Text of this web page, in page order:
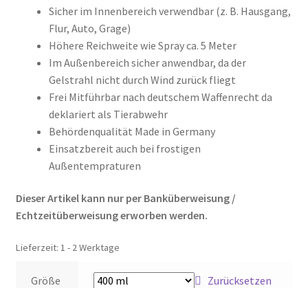
Kontakt & Beratung
Sicher im Innenbereich verwendbar (z. B. Hausgang,
Flur, Auto, Grage)
Höhere Reichweite wie Spray ca. 5 Meter
Im Außenbereich sicher anwendbar, da der
Gelstrahl nicht durch Wind zurück fliegt
Frei Mitführbar nach deutschem Waffenrecht da
deklariert als Tierabwehr
Behördenqualität Made in Germany
Einsatzbereit auch bei frostigen
Außentempraturen
Dieser Artikel kann nur per Banküberweisung /
Echtzeitüberweisung erworben werden.
Lieferzeit: 1 - 2 Werktage
Größe Zurücksetzen